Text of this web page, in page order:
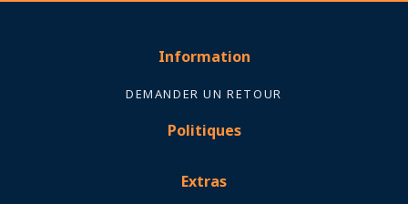
Information
DEMANDER UN RETOUR
Politiques
Extras